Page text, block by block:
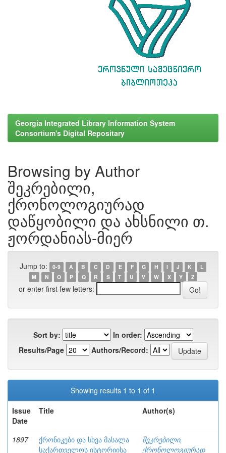
Georgia Integrated Library Information System
Consortium's Digital Repositary
Browsing by Author
შეკრებილი,
ქრონოლოგიურად
დაწყობილი და ახსნილი თ.
ჟორდანიას-მიერ
Jump to: 0-9 A B C D E F G H I J K
L
M
N O P Q R S T U V W X Y Z
or enter first few letters:
Sort by:
In order:
Results/Page
Authors/Record:
Showing results 1 to 1 of 1
Issue
Date
Title Author(s)
1897
ქრონიკები და სხვა მასალა
საქართველოს ისტორიისა
შეკრებილი,
ქრონოლოგიურად